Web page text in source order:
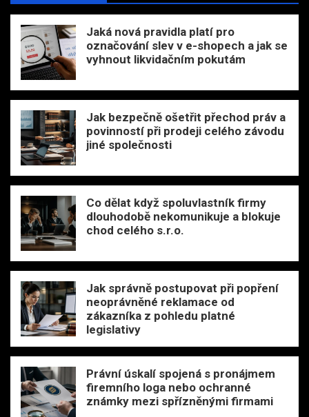
Jaká nová pravidla platí pro
označování slev v e-shopech a jak se
vyhnout likvidačním pokutám
Jak bezpečně ošetřit přechod práv a
povinností při prodeji celého závodu
jiné společnosti
Co dělat když spoluvlastník firmy
dlouhodobě nekomunikuje a blokuje
chod celého s.r.o.
Jak správně postupovat při popření
neoprávněné reklamace od
zákazníka z pohledu platné
legislativy
Právní úskalí spojená s pronájmem
firemního loga nebo ochranné
známky mezi spřízněnými firmami